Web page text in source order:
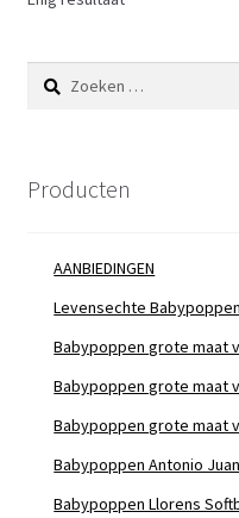
Zoeken
naar:
Producten
AANBIEDINGEN
Levensechte
Babypoppen grote maat
Babypoppen grote maat
Babypoppen grote maat
Babypoppen Antonio Juan
Babypoppen Llorens